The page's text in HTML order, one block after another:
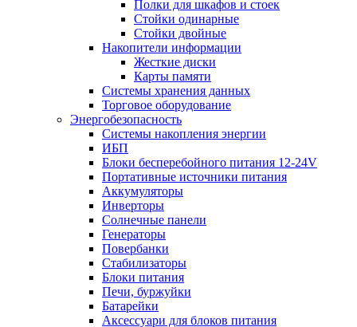
Полки для шкафов и стоек
Стойки одинарные
Стойки двойные
Накопители информации
Жесткие диски
Карты памяти
Системы хранения данных
Торговое оборудование
Энергобезопасность
Системы накопления энергии
ИБП
Блоки бесперебойного питания 12-24V
Портативные источники питания
Аккумуляторы
Инверторы
Солнечные панели
Генераторы
Повербанки
Стабилизаторы
Блоки питания
Печи, буржуйки
Батарейки
Аксессуари для блоков питания